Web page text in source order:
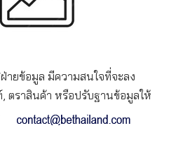
ายข้อมูล มีความสนใจที่จะลง
ราสินค้า หรือปรับฐานข้อมูลให้